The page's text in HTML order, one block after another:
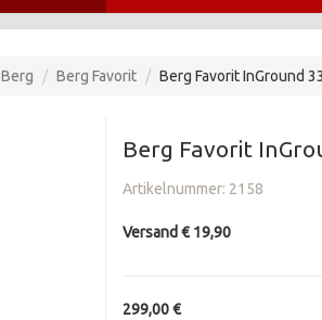
Berg Berg Favorit Berg Favorit InGround
Berg Favorit
Artikelnummer: 2158
Versand € 19,90
299,00 €